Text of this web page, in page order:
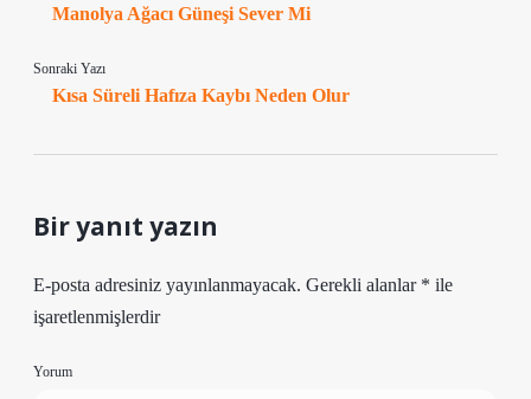
Manolya Ağacı Güneşi Sever Mi
Sonraki Yazı
Kısa Süreli Hafıza Kaybı Neden Olur
Bir yanıt yazın
E-posta adresiniz yayınlanmayacak. Gerekli alanlar * ile
işaretlenmişlerdir
Yorum